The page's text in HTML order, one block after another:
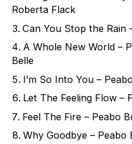
Roberta Flack
Can You Stop the Rain
A Whole New World –
Belle
I’m So Into You –
Let The Feeling Flow –
Feel The Fire – Peabo
Why Goodbye – Peabo